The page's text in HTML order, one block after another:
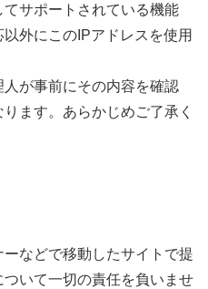
サポートされている機能
外にこのIPアドレスを使用
が事前にその内容を確認
ます。あらかじめご了承く
などで移動したサイトで提
いて一切の責任を負いませ